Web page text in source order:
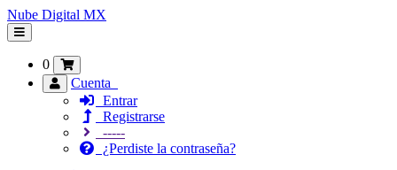
Nube Digital MX
Alternar
Navegación
0
Cuenta
Entrar
Registrarse
-----
¿Perdiste la contraseña?